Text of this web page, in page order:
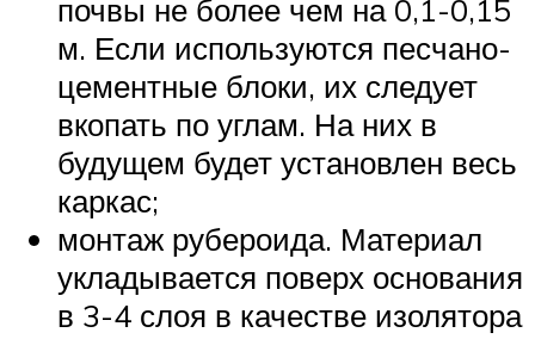
почвы не более чем на 0,1-0,15
м. Если используются песчано-
цементные блоки, их следует
вкопать по углам. На них в
будущем будет установлен весь
каркас;
монтаж рубероида. Материал
укладывается поверх основания
в 3-4 слоя в качестве изолятора